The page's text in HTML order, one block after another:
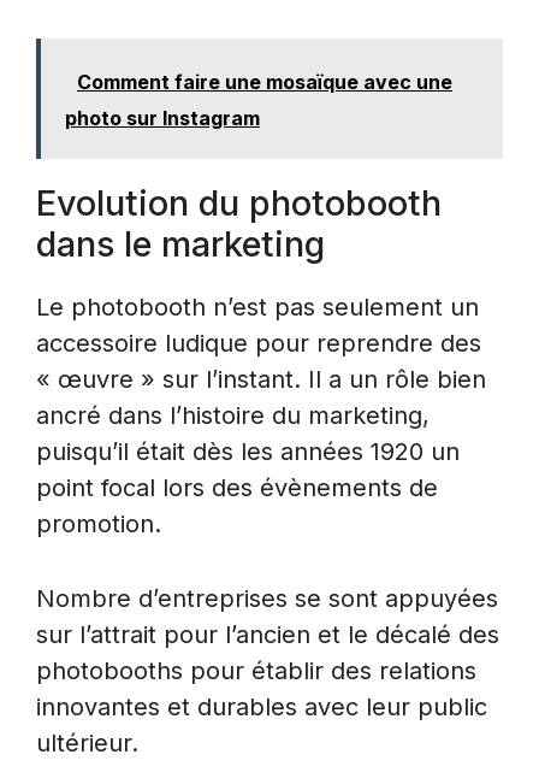
Comment faire une mosaïque avec une
photo sur Instagram
Evolution du photobooth
dans le marketing
Le photobooth n’est pas seulement un
accessoire ludique pour reprendre des
« œuvre » sur l’instant. Il a un rôle bien
ancré dans l’histoire du marketing,
puisqu’il était dès les années 1920 un
point focal lors des évènements de
promotion.
Nombre d’entreprises se sont appuyées
sur l’attrait pour l’ancien et le décalé des
photobooths pour établir des relations
innovantes et durables avec leur public
ultérieur.